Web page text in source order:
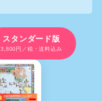
スタンダード版
3,800円／税・送料込み